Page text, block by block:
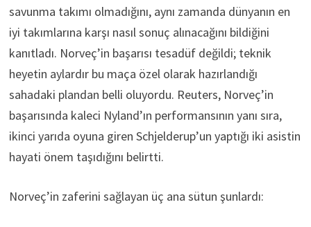
savunma takımı olmadığını, aynı zamanda dünyanın en
iyi takımlarına karşı nasıl sonuç alınacağını bildiğini
kanıtladı. Norveç’in başarısı tesadüf değildi; teknik
heyetin aylardır bu maça özel olarak hazırlandığı
sahadaki plandan belli oluyordu. Reuters, Norveç’in
başarısında kaleci Nyland’ın performansının yanı sıra,
ikinci yarıda oyuna giren Schjelderup’un yaptığı iki asistin
hayati önem taşıdığını belirtti.
Norveç’in zaferini sağlayan üç ana sütun şunlardı: